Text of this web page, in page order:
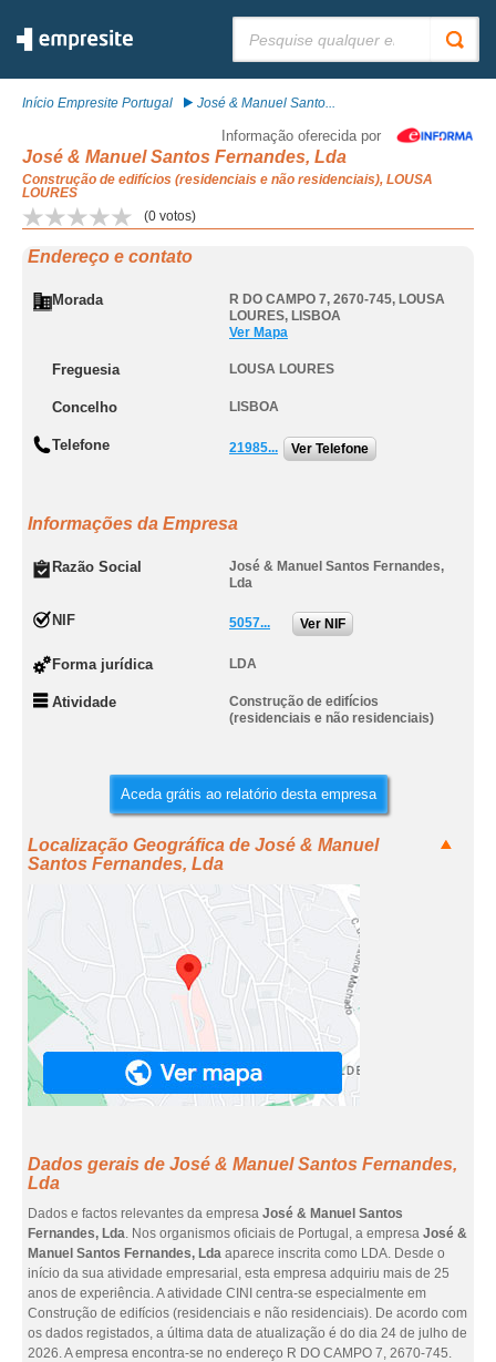
Início Empresite Portugal José & Manuel Santo...
Informação oferecida por
José & Manuel Santos Fernandes, Lda
Construção de edifícios (residenciais e não residenciais), LOUSA
LOURES
(0 votos)
Endereço e contato
Morada R DO CAMPO 7, 2670-745, LOUSA
LOURES, LISBOA
Ver Mapa
Freguesia LOUSA LOURES
Concelho LISBOA
Telefone 21985... Ver Telefone
Informações da Empresa
Razão Social
José & Manuel Santos Fernandes,
Lda
NIF 5057... Ver NIF
Forma jurídica LDA
Atividade
Construção de edifícios
(residenciais e não residenciais)
Aceda grátis ao relatório desta empresa
Localização Geográfica de José & Manuel
Santos Fernandes, Lda
Dados gerais de José & Manuel Santos Fernandes,
Lda
Dados e factos relevantes da empresa José & Manuel Santos
Fernandes, Lda. Nos organismos oficiais de Portugal, a empresa José &
Manuel Santos Fernandes, Lda aparece inscrita como LDA. Desde o
início da sua atividade empresarial, esta empresa adquiriu mais de 25
anos de experiência. A atividade CINI centra-se especialmente em
Construção de edifícios (residenciais e não residenciais). De acordo com
os dados registados, a última data de atualização é do dia 24 de julho de
2026. A empresa encontra-se no endereço R DO CAMPO 7, 2670-745.